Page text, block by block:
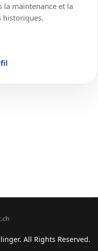
la maintenance et la
historiques.
All Rights Reserved.